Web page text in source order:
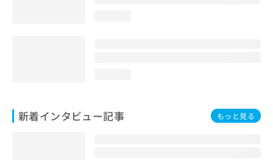
新着インタビュー記事 もっと見る